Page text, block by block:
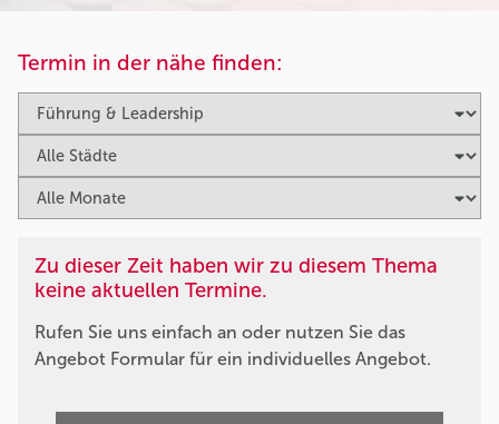
Termin in der nähe finden:
Zu dieser Zeit haben wir zu diesem Thema
keine aktuellen Termine.
Rufen Sie uns einfach an oder nutzen Sie das
Angebot Formular für ein individuelles Angebot.